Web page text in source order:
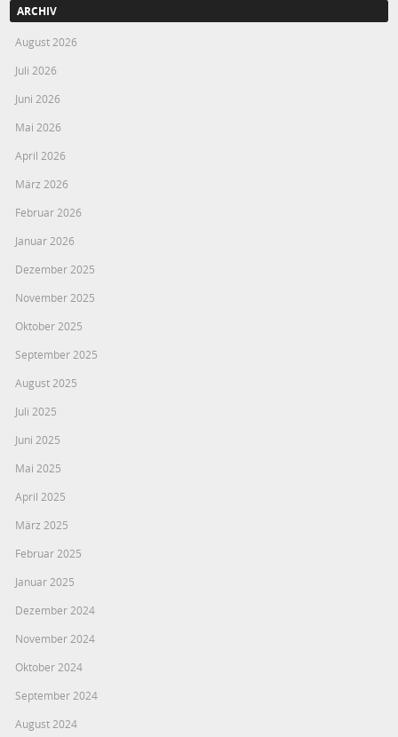
ARCHIV
August 2026
Juli 2026
Juni 2026
Mai 2026
April 2026
März 2026
Februar 2026
Januar 2026
Dezember 2025
November 2025
Oktober 2025
September 2025
August 2025
Juli 2025
Juni 2025
Mai 2025
April 2025
März 2025
Februar 2025
Januar 2025
Dezember 2024
November 2024
Oktober 2024
September 2024
August 2024